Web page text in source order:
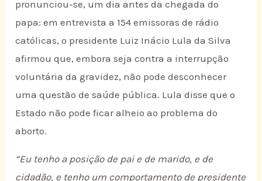
pronunciou-se, um dia antes da chegada do
papa: em entrevista a 154 emissoras de rádio
católicas, o presidente Luiz Inácio Lula da Silva
afirmou que, embora seja contra a interrupção
voluntária da gravidez, não pode desconhecer
uma questão de saúde pública. Lula disse que o
Estado não pode ficar alheio ao problema do
aborto.
“Eu tenho a posição de pai e de marido, e de
cidadão, e tenho um comportamento de presidente